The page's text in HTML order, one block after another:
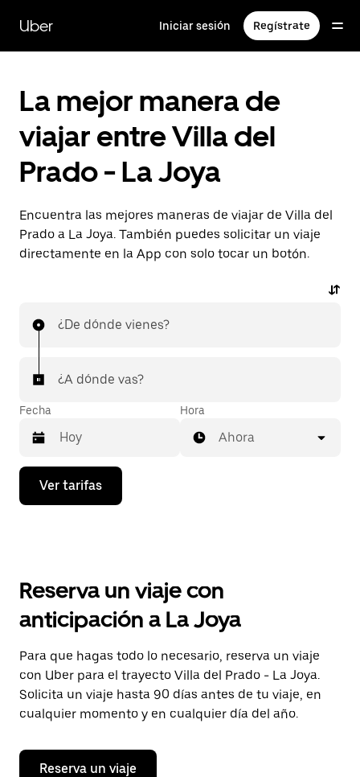
contenido
principal
Uber Iniciar sesión Regístrate
La mejor manera de
viajar entre Villa del
Prado - La Joya
Encuentra las mejores maneras de viajar de Villa del
Prado a La Joya. También puedes solicitar un viaje
directamente en la App con solo tocar un botón.
¿De dónde vienes?
¿A dónde vas?
Fecha
Presiona
flecha
el
y
selecciona
una
fecha.
Presiona
la
tecla Esc
para
el
calendario.
Hora
Ahora
Ver tarifas
Reserva un viaje con
anticipación a La Joya
Para que hagas todo lo necesario, reserva un viaje
con Uber para el trayecto Villa del Prado - La Joya.
Solicita un viaje hasta 90 días antes de tu viaje, en
cualquier momento y en cualquier día del año.
Reserva un viaje